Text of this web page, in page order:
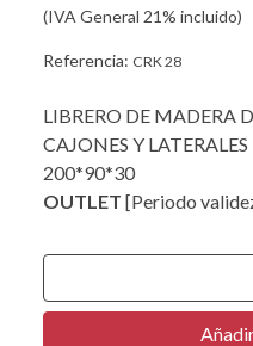
(IVA General 21% incluido)
Referencia: CRK 28
LIBRERO DE MADERA
CAJONES Y
200*90*30
OUTLET [Periodo